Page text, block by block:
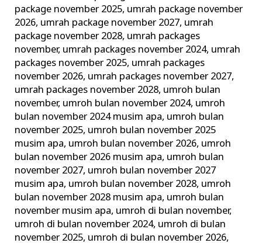
package november 2025, umrah package november
2026, umrah package november 2027, umrah
package november 2028, umrah packages
november, umrah packages november 2024, umrah
packages november 2025, umrah packages
november 2026, umrah packages november 2027,
umrah packages november 2028, umroh bulan
november, umroh bulan november 2024, umroh
bulan november 2024 musim apa, umroh bulan
november 2025, umroh bulan november 2025
musim apa, umroh bulan november 2026, umroh
bulan november 2026 musim apa, umroh bulan
november 2027, umroh bulan november 2027
musim apa, umroh bulan november 2028, umroh
bulan november 2028 musim apa, umroh bulan
november musim apa, umroh di bulan november,
umroh di bulan november 2024, umroh di bulan
november 2025, umroh di bulan november 2026,